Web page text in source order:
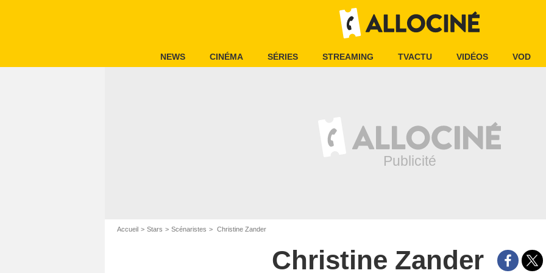
NEWS CINÉMA SÉRIES STREAMING TVACTU VIDÉOS VOD
Accueil Stars Scénaristes Christine Zander
Christine Zander